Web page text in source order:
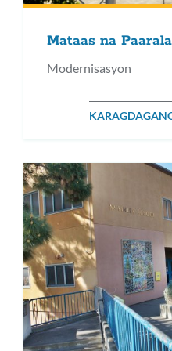
Mataas na
Modernisasyon